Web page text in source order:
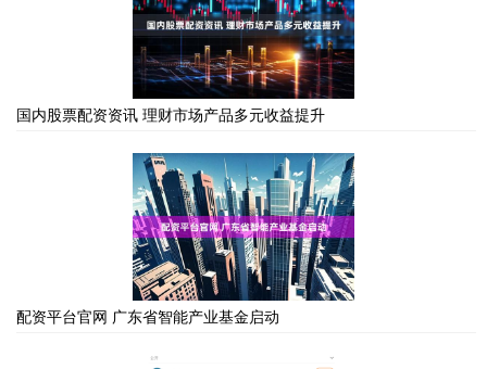
国内股票配资资讯 理财市场产品多元收益提升
配资平台官网 广东省智能产业基金启动